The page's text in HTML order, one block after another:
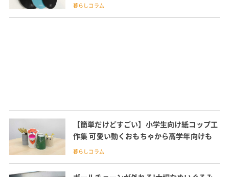
暮らしコラム
【簡単だけどすごい】小学生向け紙コップ工
作集 可愛い動くおもちゃから高学年向けも
暮らしコラム